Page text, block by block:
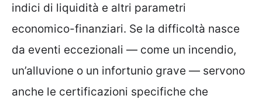
indici di liquidità e altri parametri
economico-finanziari. Se la difficoltà nasce
da eventi eccezionali — come un incendio,
un’alluvione o un infortunio grave — servono
anche le certificazioni specifiche che